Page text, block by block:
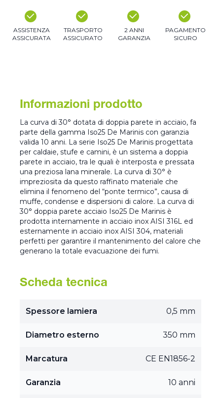
ASSISTENZA
ASSICURATA
TRASPORTO
ASSICURATO
2 ANNI
GARANZIA
PAGAMENTO
SICURO
Informazioni prodotto
La curva di 30° dotata di doppia parete in acciaio, fa
parte della gamma Iso25 De Marinis con garanzia
valida 10 anni. La serie Iso25 De Marinis progettata
per caldaie, stufe e camini, è un sistema a doppia
parete in acciaio, tra le quali è interposta e pressata
una preziosa lana minerale. La curva di 30° è
impreziosita da questo raffinato materiale che
elimina il fenomeno del “ponte termico”, causa di
muffe, condense e dispersioni di calore. La curva di
30° doppia parete acciaio Iso25 De Marinis è
prodotta internamente in acciaio inox AISI 316L ed
esternamente in acciaio inox AISI 304, materiali
perfetti per garantire il mantenimento del calore che
generano la totale evacuazione dei fumi.
Scheda tecnica
Spessore lamiera 0,5 mm
Diametro esterno 350 mm
Marcatura CE EN1856-2
Garanzia 10 anni